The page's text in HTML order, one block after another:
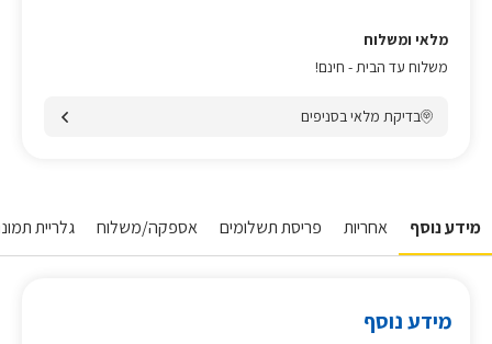
מלאי ומשלוח
משלוח עד הבית - חינם!
בדיקת מלאי בסניפים
מידע נוסף אחריות פריסת תשלומים אספקה/משלוח גלריית
מידע נוסף